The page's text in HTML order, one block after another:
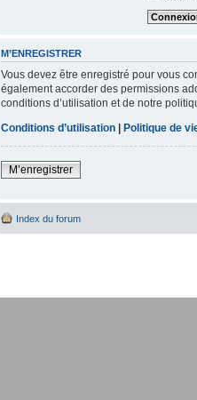
M’ENREGISTRER
Vous devez être enregistré pour vous
également accorder des permissions
conditions d’utilisation et de notre
Conditions d’utilisation | Politique de
M’enregistrer
Index du forum